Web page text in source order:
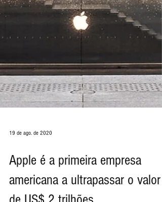
19 de ago. de 2020
Apple é a primeira empresa